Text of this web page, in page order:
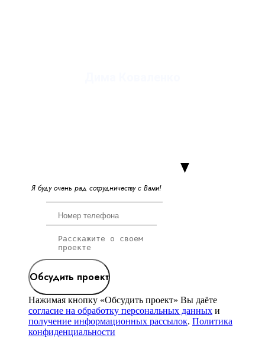
Я буду очень рад сотрудничеству с Вами!
Обсудить проект
Нажимая кнопку «Обсудить проект» Вы даёте
согласие на обработку персональных данных и
получение информационных рассылок. Политика
конфиденциальности